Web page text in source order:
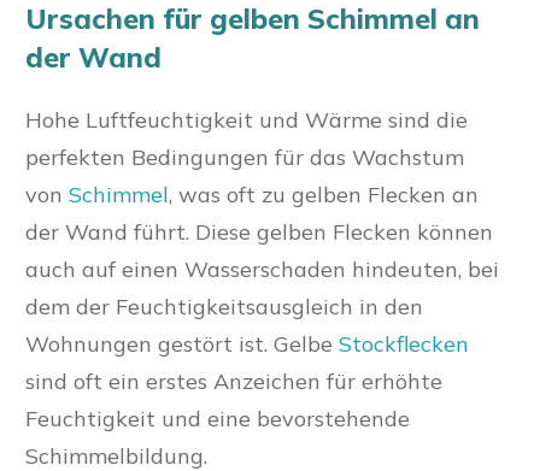
Ursachen für gelben Schimmel an
der Wand
Hohe Luftfeuchtigkeit und Wärme sind die
perfekten Bedingungen für das Wachstum
von Schimmel, was oft zu gelben Flecken an
der Wand führt. Diese gelben Flecken können
auch auf einen Wasserschaden hindeuten, bei
dem der Feuchtigkeitsausgleich in den
Wohnungen gestört ist. Gelbe Stockflecken
sind oft ein erstes Anzeichen für erhöhte
Feuchtigkeit und eine bevorstehende
Schimmelbildung.